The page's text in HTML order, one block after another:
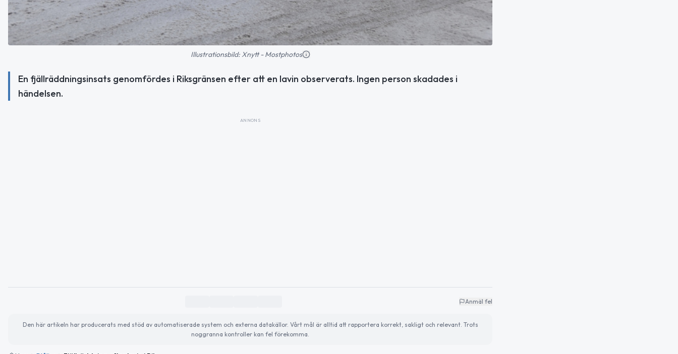
Illustrationsbild: Xnytt - Mostphotos
En fjällräddningsinsats genomfördes i Riksgränsen efter att en lavin observerats. Ingen person skadades i
händelsen.
ANNONS
Anmäl fel
Den här artikeln har producerats med stöd av automatiserade system och externa datakällor. Vårt mål är alltid att rapportera korrekt, sakligt och relevant. Trots
noggranna kontroller kan fel förekomma.